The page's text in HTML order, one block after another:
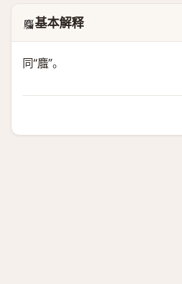
𱋂基本解释
同“麛”。